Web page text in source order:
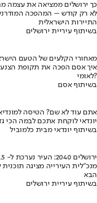
כך ירושלים ממציאה את עצמה
לא רק קודש – המהפכה
התיירות הישראלית
בשיתוף עיריית ירושלים
מאחורי הקלעים של הטעם
לאומי?
בשיתוף אסם
אתם עוד לא שם? הטיסה
יונדאי לוקחת אתכם לבמה הכי
בשיתוף יונדאי מבית כלמוביל
ירושלים 2040: העיר נערכת ל- 1.5 מליון תושבים
מנכ"לית העירייה מציגה
הבא
בשיתוף עיריית ירושלים